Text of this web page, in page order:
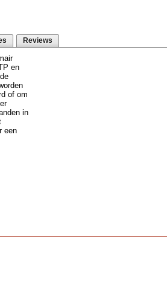
Reviews
en
of om
in
een